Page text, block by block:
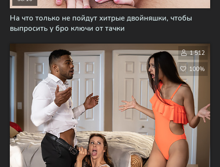
На что только не пойдут хитрые двойняшки, чтобы
выпросить у бро ключи от тачки
1 512
100%